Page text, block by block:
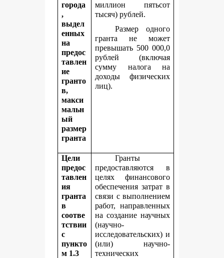
города
,
выдел
енных
на
предос
тавлен
ие
гранто
в,
макси
мальн
ый
размер
гранта
миллион пятьсот
тысяч) рублей.
Размер одного
гранта не может
превышать 500 000,0
рублей (включая
сумму налога на
доходы физических
лиц).
Цели
предос
тавлен
ия
гранта
в
соотве
тствии
с
пункто
м 1.3
Гранты
предоставляются в
целях финансового
обеспечения затрат в
связи с выполнением
работ, направленных
на создание научных
(научно-
исследовательских) и
(или) научно-
технических